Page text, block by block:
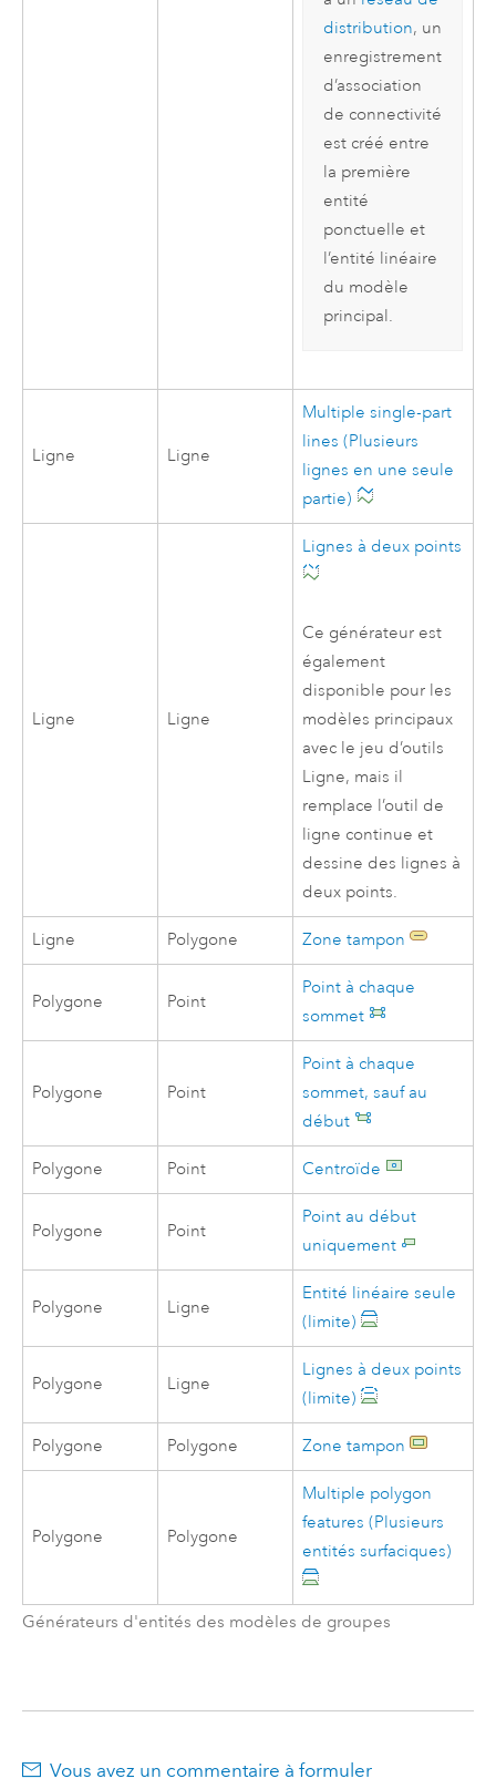
distribution, un
enregistrement
d’association
de connectivité
est créé entre
la première
entité
ponctuelle et
l’entité linéaire
du modèle
principal.
Ligne Ligne
Multiple single-part
lines (Plusieurs
lignes en une seule
partie)
Ligne Ligne
Lignes à deux points
Ce générateur est
également
disponible pour les
modèles principaux
avec le jeu d’outils
Ligne, mais il
remplace l’outil de
ligne continue et
dessine des lignes à
deux points.
Ligne Polygone Zone tampon
Polygone Point
Point à chaque
sommet
Polygone Point
Point à chaque
sommet, sauf au
début
Polygone Point Centroïde
Polygone Point
Point au début
uniquement
Polygone Ligne
Entité linéaire seule
(limite)
Polygone Ligne
Lignes à deux points
(limite)
Polygone Polygone Zone tampon
Polygone Polygone
Multiple polygon
features (Plusieurs
entités surfaciques)
Générateurs d'entités des modèles de groupes
Vous avez un commentaire à formuler